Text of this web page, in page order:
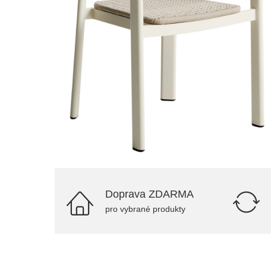
Doprava ZDARMA
pro vybrané produkty